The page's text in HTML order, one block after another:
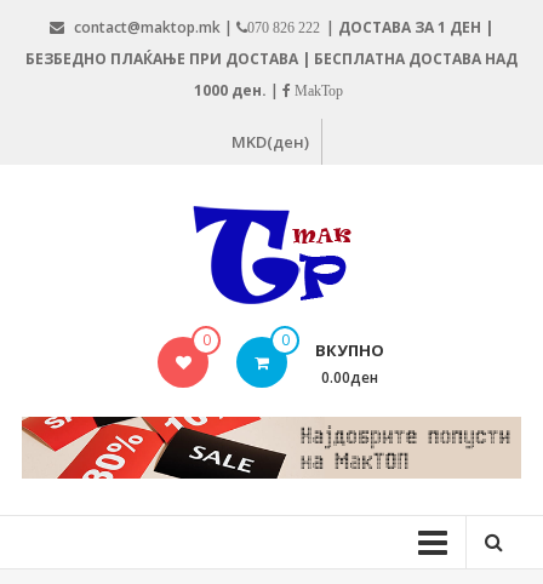
content
contact@maktop.mk | 070 826 222 | ДОСТАВА ЗА 1 ДЕН |
БЕЗБЕДНО ПЛАЌАЊЕ ПРИ ДОСТАВА | БЕСПЛАТНА ДОСТАВА НАД
1000 ден. | MakTop
MKD(ден)
MAKTOP.MK
0 0 ВКУПНО
0.00ден